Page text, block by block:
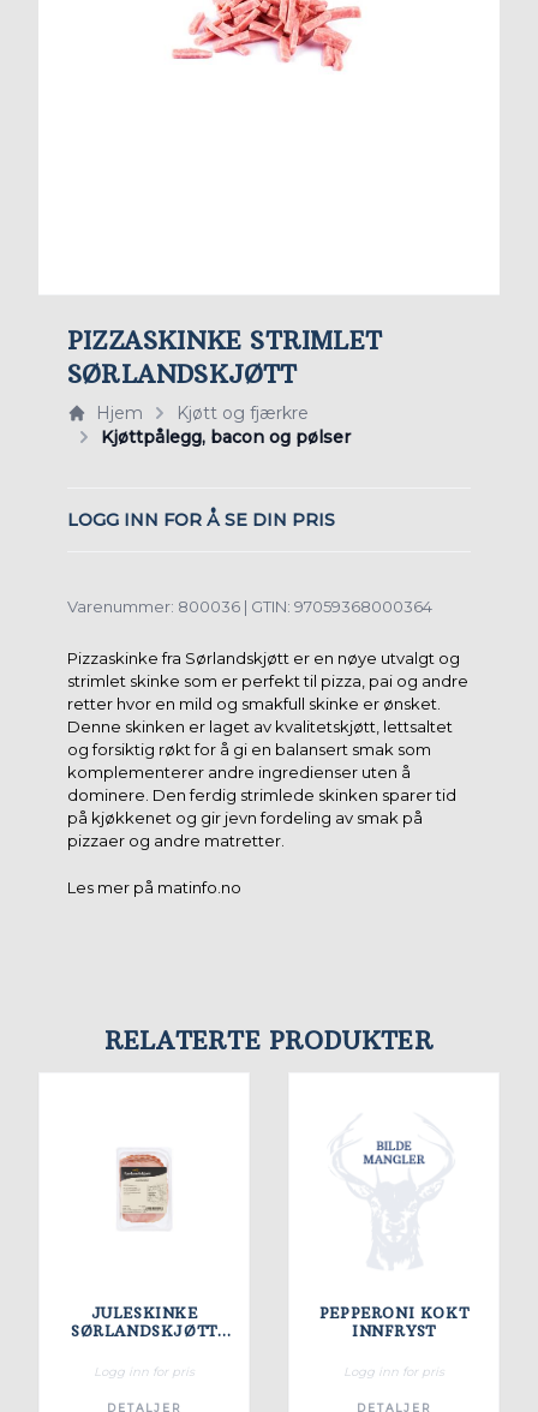
PIZZASKINKE STRIMLET
SØRLANDSKJØTT
Hjem
Kjøtt og fjærkre
Kjøttpålegg, bacon og pølser
LOGG INN FOR Å SE DIN PRIS
Varenummer: 800036 | GTIN: 97059368000364
Pizzaskinke fra Sørlandskjøtt er en nøye utvalgt og
strimlet skinke som er perfekt til pizza, pai og andre
retter hvor en mild og smakfull skinke er ønsket.
Denne skinken er laget av kvalitetskjøtt, lettsaltet
og forsiktig røkt for å gi en balansert smak som
komplementerer andre ingredienser uten å
dominere. Den ferdig strimlede skinken sparer tid
på kjøkkenet og gir jevn fordeling av smak på
pizzaer og andre matretter.
Les mer på matinfo.no
RELATERTE PRODUKTER
JULESKINKE
SØRLANDSKJØTT
Logg inn for pris
DETALJER
PEPPERONI KOKT
INNFRYST
Logg inn for pris
DETALJER